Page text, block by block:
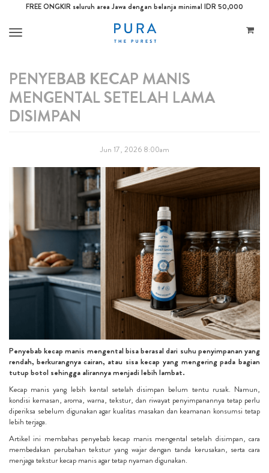
FREE ONGKIR seluruh area Jawa dengan belanja minimal IDR 50,000
Toggle
PENYEBAB KECAP MANIS
MENGENTAL SETELAH LAMA
DISIMPAN
Jun 17, 2026 8:00am
Penyebab kecap manis mengental bisa berasal dari suhu penyimpanan yang
rendah, berkurangnya cairan, atau sisa kecap yang mengering pada bagian
tutup botol sehingga alirannya menjadi lebih lambat.
Kecap manis yang lebih kental setelah disimpan belum tentu rusak. Namun,
kondisi kemasan, aroma, warna, tekstur, dan riwayat penyimpanannya tetap perlu
diperiksa sebelum digunakan agar kualitas masakan dan keamanan konsumsi tetap
lebih terjaga.
Artikel ini membahas penyebab kecap manis mengental setelah disimpan, cara
membedakan perubahan tekstur yang wajar dengan tanda kerusakan, serta cara
menjaga tekstur kecap manis agar tetap nyaman digunakan.